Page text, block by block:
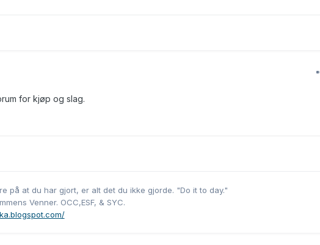
for kjøp og slag.
på at du har gjort, er alt det du ikke gjorde. "Do it to day."
Venner. OCC,ESF, & SYC.